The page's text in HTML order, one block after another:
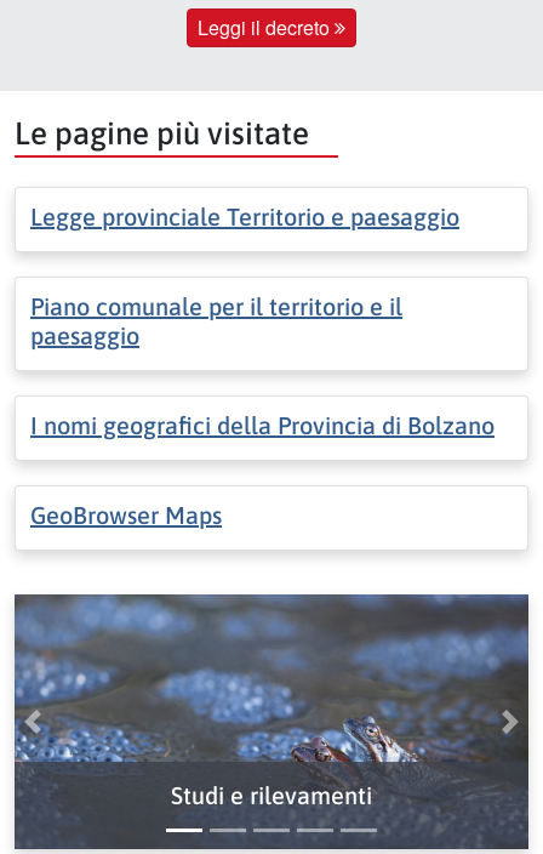
Leggi il decreto
Le pagine più visitate
Legge provinciale Territorio e paesaggio
Piano comunale per il territorio e il
paesaggio
I nomi geografici della Provincia di Bolzano
GeoBrowser Maps
Studi e rilevamenti
Precedente